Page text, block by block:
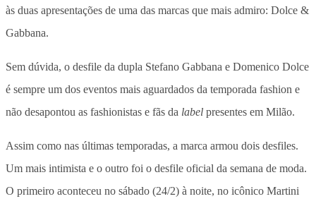
às duas apresentações de uma das marcas que mais admiro: Dolce &
Gabbana.
Sem dúvida, o desfile da dupla Stefano Gabbana e Domenico Dolce
é sempre um dos eventos mais aguardados da temporada fashion e
não desapontou as fashionistas e fãs da label presentes em Milão.
Assim como nas últimas temporadas, a marca armou dois desfiles.
Um mais intimista e o outro foi o desfile oficial da semana de moda.
O primeiro aconteceu no sábado (24/2) à noite, no icônico Martini